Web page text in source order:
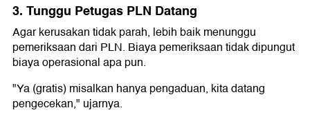
3. Tunggu Petugas PLN Datang
Agar kerusakan tidak parah, lebih baik menunggu
pemeriksaan dari PLN. Biaya pemeriksaan tidak dipungut
biaya operasional apa pun.
"Ya (gratis) misalkan hanya pengaduan, kita datang
pengecekan," ujarnya.